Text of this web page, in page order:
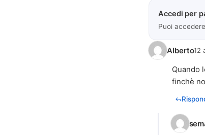
Accedi per
Puoi
Alberto12
Quando
finchè